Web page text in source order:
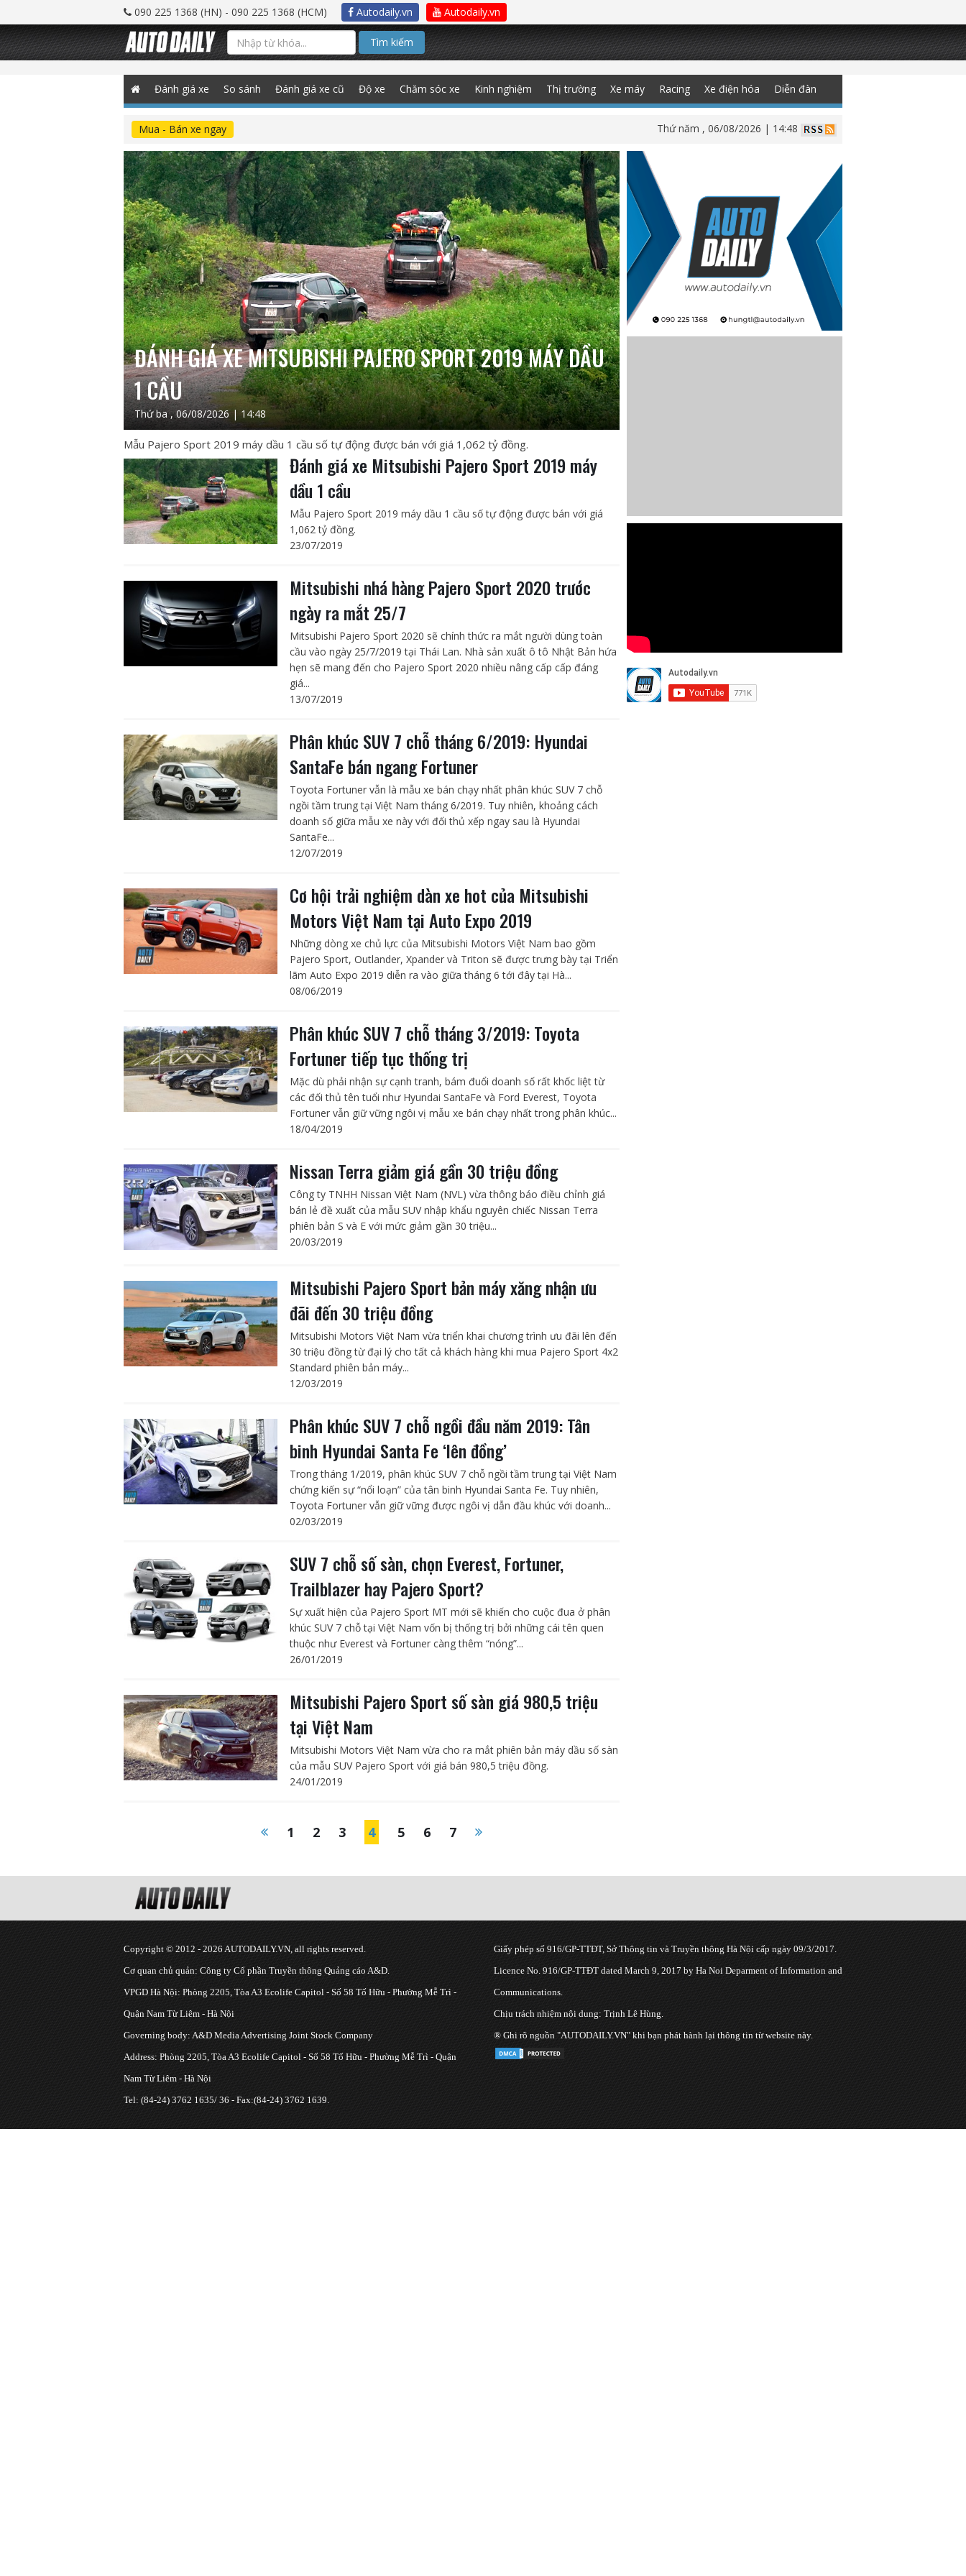
090 225 1368 (HN) - 090 225 1368 (HCM) Autodaily.vn Autodaily.vn
Tìm kiếm
Đánh giá xe So sánh Đánh giá xe cũ Độ xe Chăm sóc xe Kinh nghiệm Thị trường Xe máy Racing Xe điện hóa Diễn đàn
Mua - Bán xe ngay Thứ năm , 06/08/2026 | 14:48
ĐÁNH GIÁ XE MITSUBISHI PAJERO SPORT 2019 MÁY DẦU
1 CẦU
Thứ ba , 06/08/2026 | 14:48
Mẫu Pajero Sport 2019 máy dầu 1 cầu số tự động được bán với giá 1,062 tỷ đồng.
Đánh giá xe Mitsubishi Pajero Sport 2019 máy
dầu 1 cầu
Mẫu Pajero Sport 2019 máy dầu 1 cầu số tự động được bán với giá
1,062 tỷ đồng.
23/07/2019
Mitsubishi nhá hàng Pajero Sport 2020 trước
ngày ra mắt 25/7
Mitsubishi Pajero Sport 2020 sẽ chính thức ra mắt người dùng toàn
cầu vào ngày 25/7/2019 tại Thái Lan. Nhà sản xuất ô tô Nhật Bản hứa
hẹn sẽ mang đến cho Pajero Sport 2020 nhiều nâng cấp cấp đáng
giá...
13/07/2019
Phân khúc SUV 7 chỗ tháng 6/2019: Hyundai
SantaFe bán ngang Fortuner
Toyota Fortuner vẫn là mẫu xe bán chạy nhất phân khúc SUV 7 chỗ
ngồi tầm trung tại Việt Nam tháng 6/2019. Tuy nhiên, khoảng cách
doanh số giữa mẫu xe này với đối thủ xếp ngay sau là Hyundai
SantaFe...
12/07/2019
Cơ hội trải nghiệm dàn xe hot của Mitsubishi
Motors Việt Nam tại Auto Expo 2019
Những dòng xe chủ lực của Mitsubishi Motors Việt Nam bao gồm
Pajero Sport, Outlander, Xpander và Triton sẽ được trưng bày tại Triển
lãm Auto Expo 2019 diễn ra vào giữa tháng 6 tới đây tại Hà...
08/06/2019
Phân khúc SUV 7 chỗ tháng 3/2019: Toyota
Fortuner tiếp tục thống trị
Mặc dù phải nhận sự cạnh tranh, bám đuổi doanh số rất khốc liệt từ
các đối thủ tên tuổi như Hyundai SantaFe và Ford Everest, Toyota
Fortuner vẫn giữ vững ngôi vị mẫu xe bán chạy nhất trong phân khúc...
18/04/2019
Nissan Terra giảm giá gần 30 triệu đồng
Công ty TNHH Nissan Việt Nam (NVL) vừa thông báo điều chỉnh giá
bán lẻ đề xuất của mẫu SUV nhập khẩu nguyên chiếc Nissan Terra
phiên bản S và E với mức giảm gần 30 triệu...
20/03/2019
Mitsubishi Pajero Sport bản máy xăng nhận ưu
đãi đến 30 triệu đồng
Mitsubishi Motors Việt Nam vừa triển khai chương trình ưu đãi lên đến
30 triệu đồng từ đại lý cho tất cả khách hàng khi mua Pajero Sport 4x2
Standard phiên bản máy...
12/03/2019
Phân khúc SUV 7 chỗ ngồi đầu năm 2019: Tân
binh Hyundai Santa Fe ‘lên đồng’
Trong tháng 1/2019, phân khúc SUV 7 chỗ ngồi tầm trung tại Việt Nam
chứng kiến sự “nổi loạn” của tân binh Hyundai Santa Fe. Tuy nhiên,
Toyota Fortuner vẫn giữ vững được ngôi vị dẫn đầu khúc với doanh...
02/03/2019
SUV 7 chỗ số sàn, chọn Everest, Fortuner,
Trailblazer hay Pajero Sport?
Sự xuất hiện của Pajero Sport MT mới sẽ khiến cho cuộc đua ở phân
khúc SUV 7 chỗ tại Việt Nam vốn bị thống trị bởi những cái tên quen
thuộc như Everest và Fortuner càng thêm “nóng”...
26/01/2019
Mitsubishi Pajero Sport số sàn giá 980,5 triệu
tại Việt Nam
Mitsubishi Motors Việt Nam vừa cho ra mắt phiên bản máy dầu số sàn
của mẫu SUV Pajero Sport với giá bán 980,5 triệu đồng.
24/01/2019
1 2 3 4 5 6 7
Copyright © 2012 - 2026 AUTODAILY.VN, all rights reserved.
Cơ quan chủ quản: Công ty Cổ phần Truyền thông Quảng cáo A&D.
VPGD Hà Nội: Phòng 2205, Tòa A3 Ecolife Capitol - Số 58 Tố Hữu - Phường Mễ Trì -
Quận Nam Từ Liêm - Hà Nội
Governing body: A&D Media Advertising Joint Stock Company
Address: Phòng 2205, Tòa A3 Ecolife Capitol - Số 58 Tố Hữu - Phường Mễ Trì - Quận
Nam Từ Liêm - Hà Nội
Tel: (84-24) 3762 1635/ 36 - Fax:(84-24) 3762 1639.
Giấy phép số 916/GP-TTĐT, Sở Thông tin và Truyền thông Hà Nội cấp ngày 09/3/2017.
Licence No. 916/GP-TTĐT dated March 9, 2017 by Ha Noi Deparment of Information and
Communications.
Chịu trách nhiệm nội dung: Trịnh Lê Hùng.
® Ghi rõ nguồn "AUTODAILY.VN" khi bạn phát hành lại thông tin từ website này.